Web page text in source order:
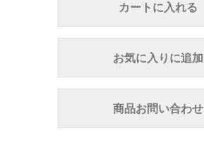
カートに入れる
お気に入りに追加
商品お問い合わせ